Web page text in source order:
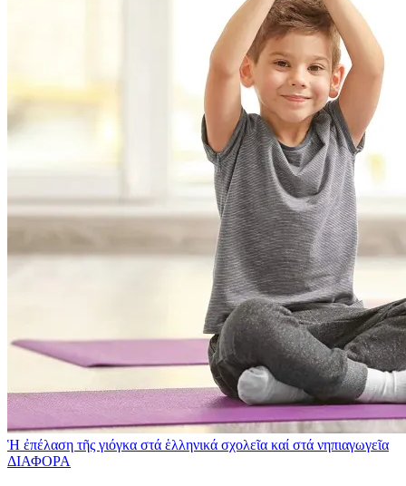
Ἡ ἐπέλαση τῆς γιόγκα στά ἑλληνικά σχολεῖα καί στά νηπιαγωγεῖα
ΔΙΑΦΟΡΑ